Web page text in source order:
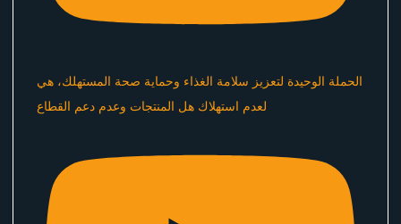
الحملة الوحيدة لتعزيز سلامة الغذاء وحماية صحة المستهلك، هي
لعدم استهلاك هل المنتجات وعدم دعم القطاع